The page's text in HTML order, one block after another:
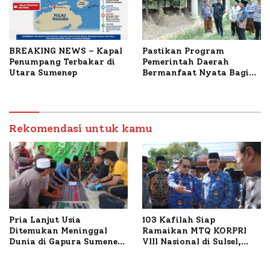
BREAKING NEWS – Kapal
Penumpang Terbakar di
Utara Sumenep
Pastikan Program
Pemerintah Daerah
Bermanfaat Nyata Bagi
Petelur di Desa Bataal
Timur
Rekomendasi untuk kamu
Pria Lanjut Usia
Ditemukan Meninggal
Dunia di Gapura Sumenep,
103 Kafilah Siap
Ramaikan MTQ KORPRI
VIII Nasional di Sulsel,